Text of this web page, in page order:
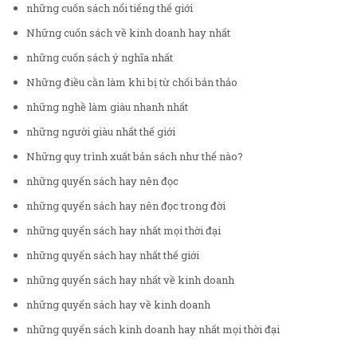
những cuốn sách nổi tiếng thế giới
Những cuốn sách về kinh doanh hay nhất
những cuốn sách ý nghĩa nhất
Những điều cần làm khi bị từ chối bản thảo
những nghề làm giàu nhanh nhất
những người giàu nhất thế giới
Những quy trình xuất bản sách như thế nào?
những quyển sách hay nên đọc
những quyển sách hay nên đọc trong đời
những quyển sách hay nhất mọi thời đại
những quyển sách hay nhất thế giới
những quyển sách hay nhất về kinh doanh
những quyển sách hay về kinh doanh
những quyển sách kinh doanh hay nhất mọi thời đại